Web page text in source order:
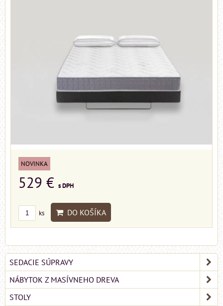
NOVINKA
529 € s DPH
ks DO KOŠÍKA
SEDACIE SÚPRAVY
NÁBYTOK Z MASÍVNEHO DREVA
STOLY